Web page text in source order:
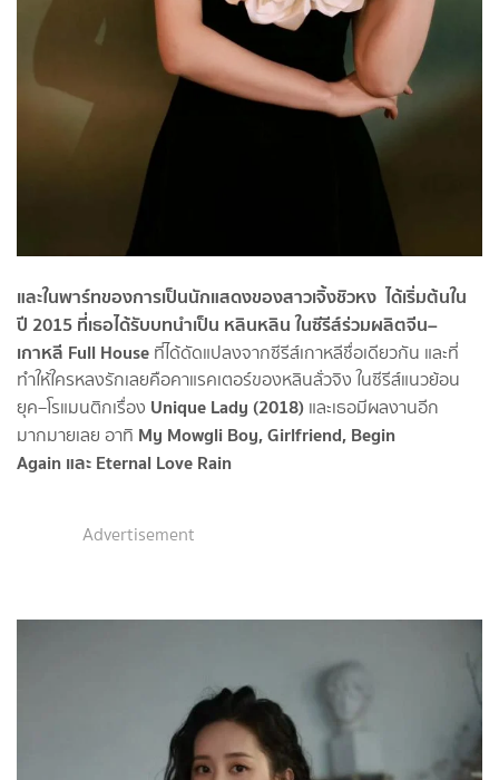
และในพาร์ทของการเป็นนักแสดงของสาวเจิ้งชิวหง ได้เริ่มต้นใน
ปี 2015 ที่เธอได้รับบทนำเป็น หลินหลิน ในซีรีส์ร่วมผลิตจีน–
เกาหลี Full House ที่ได้ดัดแปลงจากซีรีส์เกาหลีชื่อเดียวกัน และที่
ทำให้ใครหลงรักเลยคือคาแรคเตอร์ของหลินลั่วจิง ในซีรีส์แนวย้อน
ยุค–โรแมนติกเรื่อง Unique Lady (2018) และเธอมีผลงานอีก
มากมายเลย อาทิ My Mowgli Boy, Girlfriend, Begin
Again และ Eternal Love Rain
Advertisement